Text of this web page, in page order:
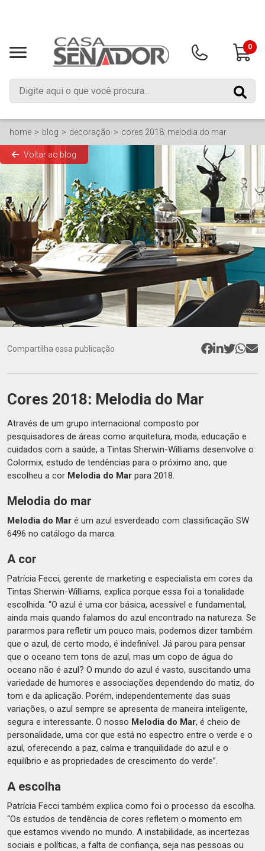
0
home blog decoração cores 2018: melodia do mar
Voltar ao blog
Compartilha essa publicação
Cores 2018: Melodia do Mar
Através de um grupo internacional composto por
pesquisadores de áreas como arquitetura, moda, educação e
cuidados com a saúde, a Tintas Sherwin-Williams desenvolve o
Colormix, estudo de tendências para o próximo ano, que
escolheu a cor Melodia do Mar para 2018.
Melodia do mar
Melodia do Mar é um azul esverdeado com classificação SW
6496 no catálogo da marca.
A cor
Patrícia Fecci, gerente de marketing e especialista em cores da
Tintas Sherwin-Williams, explica porque essa foi a tonalidade
escolhida. “O azul é uma cor básica, acessível e fundamental,
ainda mais quando falamos do azul encontrado na natureza. Se
pararmos para refletir um pouco mais, podemos dizer também
que o azul, de certo modo, é indefinível. Já parou para pensar
que o oceano tem tons de azul, mas um copo de água do
oceano não é azul? O mundo do azul é vasto, suscitando uma
variedade de humores e associações dependendo do matiz, do
tom e da aplicação. Porém, independentemente das suas
variações, o azul sempre se apresenta de maneira inteligente,
segura e interessante. O nosso Melodia do Mar, é cheio de
personalidade, uma cor que está no espectro entre o verde e o
azul, oferecendo a paz, calma e tranquilidade do azul e o
equilíbrio e as propriedades de crescimento do verde”.
A escolha
Patrícia Fecci também explica como foi o processo da escolha.
“Os estudos de tendência de cores refletem o momento em
que estamos vivendo no mundo. A instabilidade, as incertezas
sociais e políticas, a falta de confiança, seja nas pessoas ou